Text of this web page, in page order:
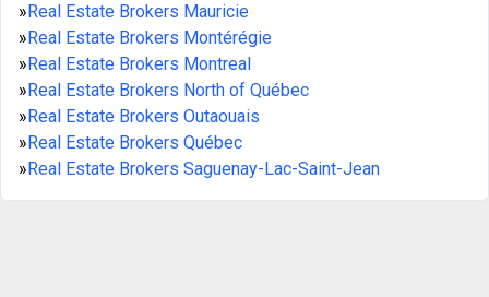
»Real Estate Brokers Mauricie
»Real Estate Brokers Montérégie
»Real Estate Brokers Montreal
»Real Estate Brokers North of Québec
»Real Estate Brokers Outaouais
»Real Estate Brokers Québec
»Real Estate Brokers Saguenay-Lac-Saint-Jean